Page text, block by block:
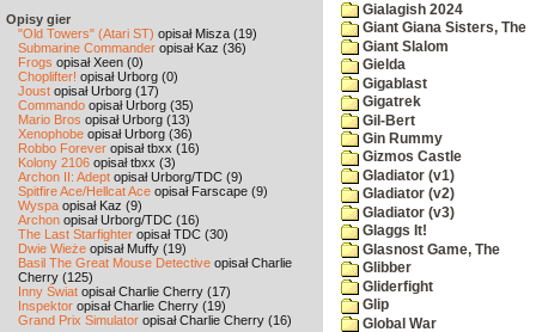
Opisy gier
"Old Towers" (Atari ST) opisał Misza (19)
Submarine Commander opisał Kaz (36)
Frogs opisał Xeen (0)
Choplifter! opisał Urborg (0)
Joust opisał Urborg (17)
Commando opisał Urborg (35)
Mario Bros opisał Urborg (13)
Xenophobe opisał Urborg (36)
Robbo Forever opisał tbxx (16)
Kolony 2106 opisał tbxx (3)
Archon II: Adept opisał Urborg/TDC (9)
Spitfire Ace/Hellcat Ace opisał Farscape (9)
Wyspa opisał Kaz (9)
Archon opisał Urborg/TDC (16)
The Last Starfighter opisał TDC (30)
Dwie Wieże opisał Muffy (19)
Basil The Great Mouse Detective opisał Charlie
Cherry (125)
Inny Świat opisał Charlie Cherry (17)
Inspektor opisał Charlie Cherry (19)
Grand Prix Simulator opisał Charlie Cherry (16)
Gialagish 2024
Giant Giana Sisters, The
Giant Slalom
Gielda
Gigablast
Gigatrek
Gil-Bert
Gin Rummy
Gizmos Castle
Gladiator (v1)
Gladiator (v2)
Gladiator (v3)
Glaggs It!
Glasnost Game, The
Glibber
Gliderfight
Glip
Global War